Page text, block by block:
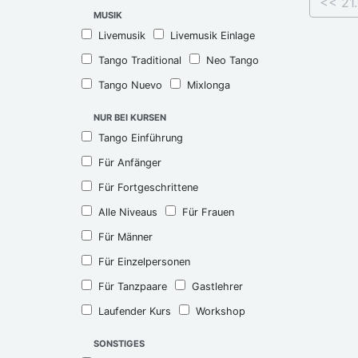
MUSIK
Livemusik Livemusik Einlage
Tango Traditional Neo Tango
Tango Nuevo Mixlonga
NUR BEI KURSEN
Tango Einführung
Für Anfänger
Für Fortgeschrittene
Alle Niveaus Für Frauen
Für Männer
Für Einzelpersonen
Für Tanzpaare Gastlehrer
Laufender Kurs Workshop
SONSTIGES